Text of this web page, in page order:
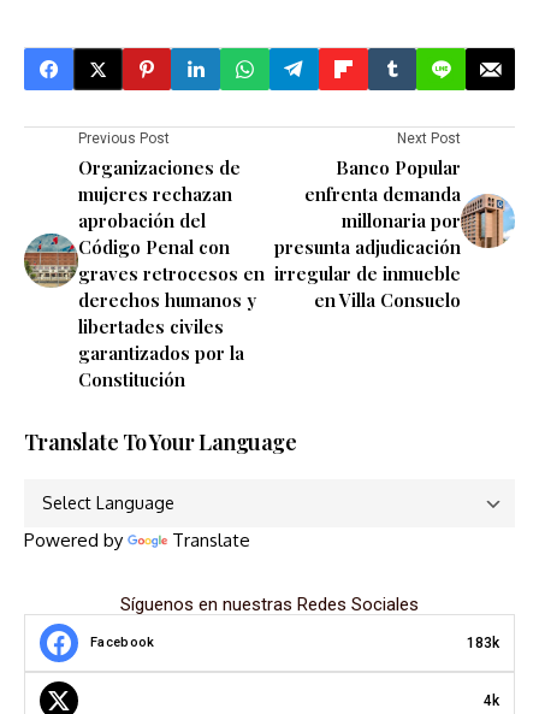
Previous Post
Organizaciones de
mujeres rechazan
aprobación del
Código Penal con
graves retrocesos en
derechos humanos y
libertades civiles
garantizados por la
Constitución
Next Post
Banco Popular
enfrenta demanda
millonaria por
presunta adjudicación
irregular de inmueble
en Villa Consuelo
Translate To Your Language
Powered by Translate
Síguenos en nuestras Redes Sociales
Facebook 183k
4k